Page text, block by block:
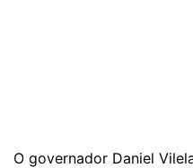
O governador Daniel